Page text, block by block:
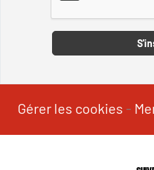
Gérer les cookies -